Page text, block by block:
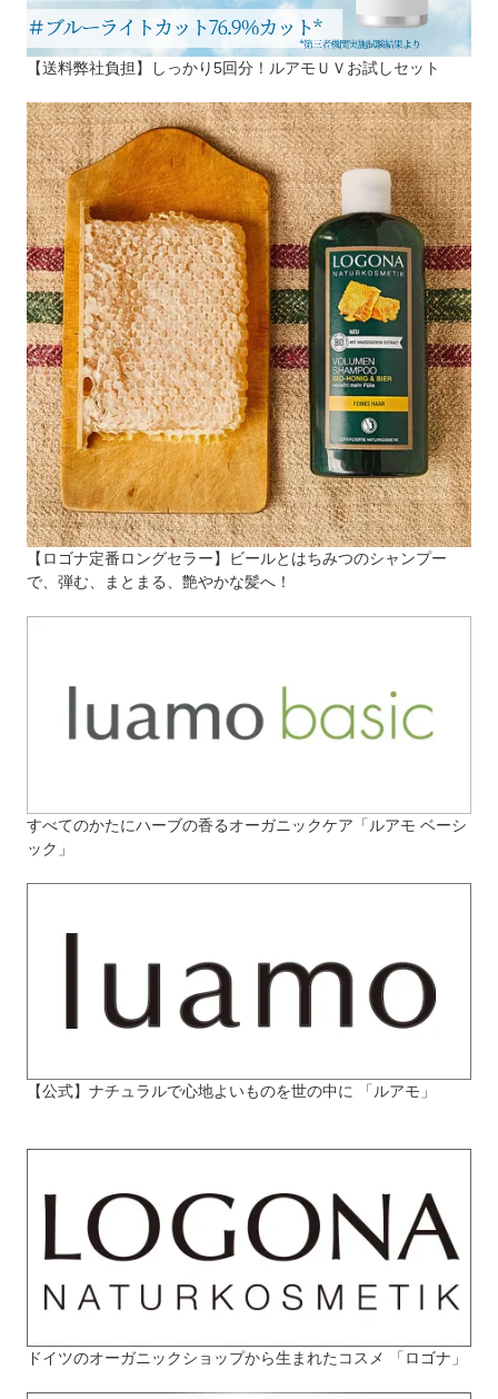
【送料弊社負担】しっかり5回分！ルアモＵＶお試しセット
【ロゴナ定番ロングセラー】ビールとはちみつのシャンプー
で、弾む、まとまる、艶やかな髪へ！
すべてのかたにハーブの香るオーガニックケア「ルアモ ベーシ
ック」
【公式】ナチュラルで心地よいものを世の中に 「ルアモ」
ドイツのオーガニックショップから生まれたコスメ 「ロゴナ」